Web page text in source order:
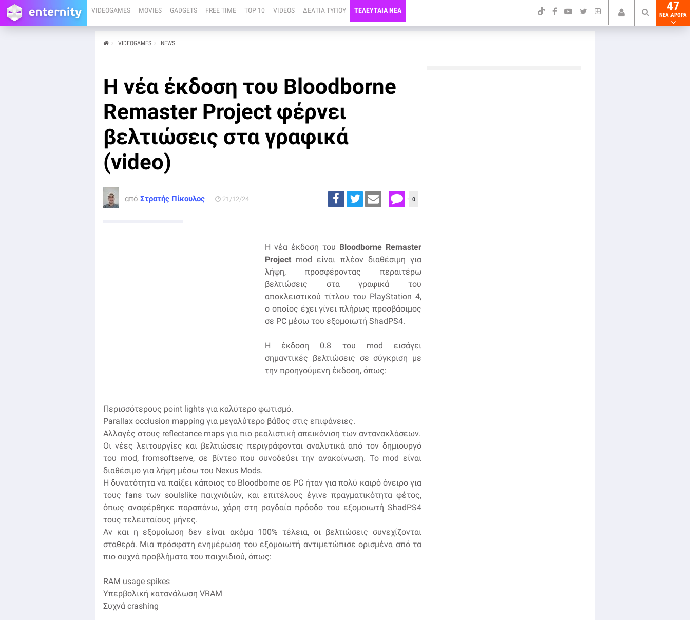
VIDEOGAMES MOVIES GADGETS FREE TIME TOP 10 VIDEOS ΔΕΛΤΙΑ ΤΥΠΟΥ ΤΕΛΕΥΤΑΙΑ ΝΕΑ 47
NEA ΑΡΘΡΑ
VIDEOGAMES NEWS
Η νέα έκδοση του Bloodborne
Remaster Project φέρνει
βελτιώσεις στα γραφικά
(video)
από Στρατής Πίκουλος 21/12/24 0
Η νέα έκδοση του Bloodborne Remaster
Project mod είναι πλέον διαθέσιμη για
λήψη, προσφέροντας περαιτέρω
βελτιώσεις στα γραφικά του
αποκλειστικού τίτλου του PlayStation 4,
ο οποίος έχει γίνει πλήρως προσβάσιμος
σε PC μέσω του εξομοιωτή ShadPS4.
Η έκδοση 0.8 του mod εισάγει
σημαντικές βελτιώσεις σε σύγκριση με
την προηγούμενη έκδοση, όπως:
Περισσότερους point lights για καλύτερο φωτισμό.
Parallax occlusion mapping για μεγαλύτερο βάθος στις επιφάνειες.
Αλλαγές στους reflectance maps για πιο ρεαλιστική απεικόνιση των αντανακλάσεων.
Οι νέες λειτουργίες και βελτιώσεις περιγράφονται αναλυτικά από τον δημιουργό
του mod, fromsoftserve, σε βίντεο που συνοδεύει την ανακοίνωση. Το mod είναι
διαθέσιμο για λήψη μέσω του Nexus Mods.
Η δυνατότητα να παίξει κάποιος το Bloodborne σε PC ήταν για πολύ καιρό όνειρο για
τους fans των soulslike παιχνιδιών, και επιτέλους έγινε πραγματικότητα φέτος,
όπως αναφέρθηκε παραπάνω, χάρη στη ραγδαία πρόοδο του εξομοιωτή ShadPS4
τους τελευταίους μήνες.
Αν και η εξομοίωση δεν είναι ακόμα 100% τέλεια, οι βελτιώσεις συνεχίζονται
σταθερά. Μια πρόσφατη ενημέρωση του εξομοιωτή αντιμετώπισε ορισμένα από τα
πιο συχνά προβλήματα του παιχνιδιού, όπως:
RAM usage spikes
Υπερβολική κατανάλωση VRAM
Συχνά crashing
Στρατής Πίκουλος
Η νέα έκδοση του Bloodborne Remaster Project mod
είναι πλέον διαθέσιμη για λήψη, προσφέροντας
περαιτέρω βελτιώσεις στα γραφικά.